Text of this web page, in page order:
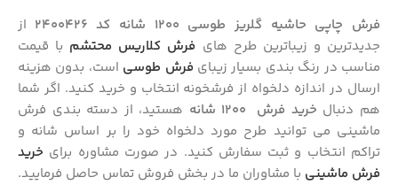
فرش چاپی حاشیه گلریز طوسی 1200 شانه کد 2400426
از
جدیدترین و زیباترین طرح های فرش کلاریس محتشم با قیمت
مناسب در رنگ بندی بسیار زیبای فرش طوسی است، بدون هزینه
ارسال در اندازه دلخواه از فرشخونه انتخاب و خرید کنید. اگر شما
هم دنبال خرید فرش 1200 شانه
هستید، از دسته بندی فرش
ماشینی می توانید طرح مورد دلخواه خود را بر اساس شانه و
تراکم انتخاب و ثبت سفارش کنید. در صورت مشاوره برای خرید
فرش ماشینی با مشاوران ما در بخش فروش تماس حاصل فرمایید.